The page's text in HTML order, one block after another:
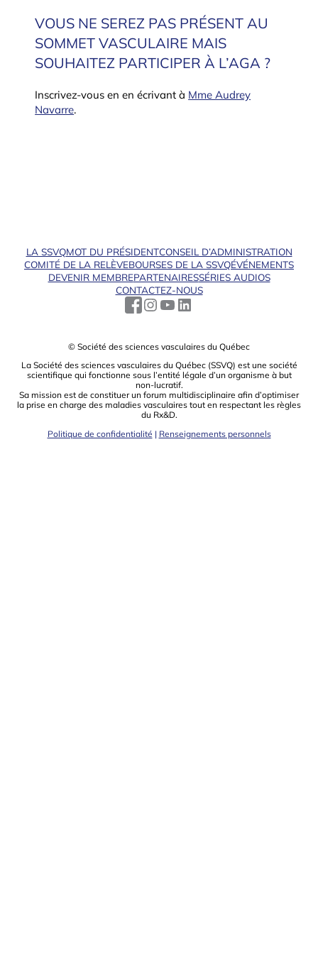
VOUS NE SEREZ PAS PRÉSENT AU
SOMMET VASCULAIRE MAIS
SOUHAITEZ PARTICIPER À L’AGA ?
Inscrivez-vous en en écrivant à Mme Audrey
Navarre.
LA SSVQMOT DU PRÉSIDENTCONSEIL D’ADMINISTRATION
COMITÉ DE LA RELÈVEBOURSES DE LA SSVQÉVÉNEMENTS
DEVENIR MEMBREPARTENAIRESSÉRIES AUDIOS
CONTACTEZ-NOUS
© Société des sciences vasculaires du Québec
La Société des sciences vasculaires du Québec (SSVQ) est une société
scientiﬁque qui fonctionne sous l’entité légale d’un organisme à but
non-lucratif.
Sa mission est de constituer un forum multidisciplinaire aﬁn d’optimiser
la prise en charge des maladies vasculaires tout en respectant les règles
du Rx&D.
Politique de confidentialité | Renseignements personnels